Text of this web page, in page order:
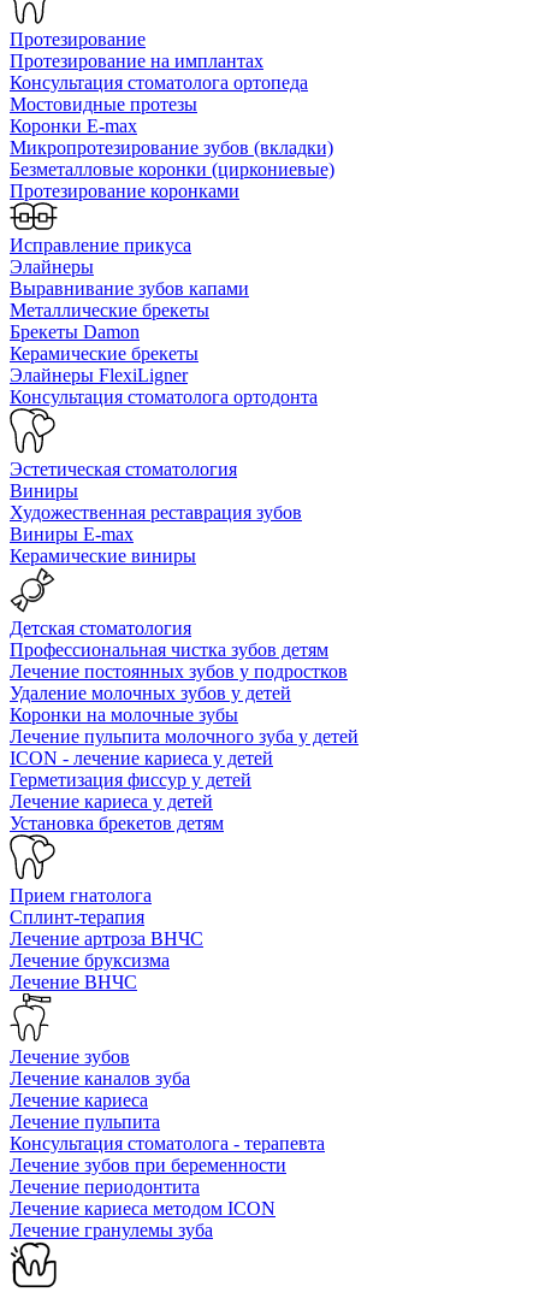
Протезирование
Протезирование на имплантах
Консультация стоматолога ортопеда
Мостовидные протезы
Коронки E-max
Микропротезирование зубов (вкладки)
Безметалловые коронки (циркониевые)
Протезирование коронками
Исправление прикуса
Элайнеры
Выравнивание зубов капами
Металлические брекеты
Брекеты Damon
Керамические брекеты
Элайнеры FlexiLigner
Консультация стоматолога ортодонта
Эстетическая стоматология
Виниры
Художественная реставрация зубов
Виниры E-max
Керамические виниры
Детская стоматология
Профессиональная чистка зубов детям
Лечение постоянных зубов у подростков
Удаление молочных зубов у детей
Коронки на молочные зубы
Лечение пульпита молочного зуба у детей
ICON - лечение кариеса у детей
Герметизация фиссур у детей
Лечение кариеса у детей
Установка брекетов детям
Прием гнатолога
Сплинт-терапия
Лечение артроза ВНЧС
Лечение бруксизма
Лечение ВНЧС
Лечение зубов
Лечение каналов зуба
Лечение кариеса
Лечение пульпита
Консультация стоматолога - терапевта
Лечение зубов при беременности
Лечение периодонтита
Лечение кариеса методом ICON
Лечение гранулемы зуба